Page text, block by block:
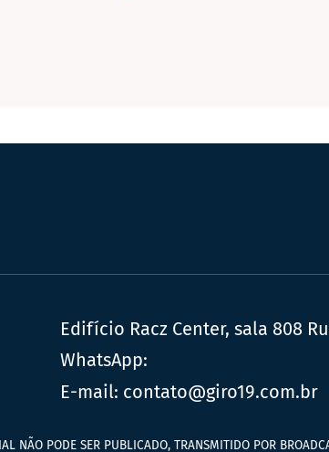
Edifício Racz Center, sala 808
WhatsApp:
E-mail: contato@giro19.com.br
NÃO PODE SER PUBLICADO, TRANSMITIDO POR